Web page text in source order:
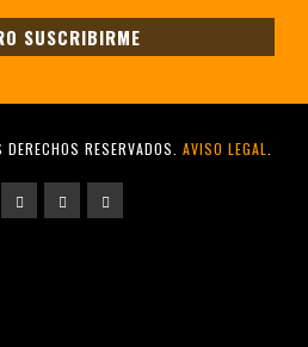
RESERVADOS. AVISO LEGAL.